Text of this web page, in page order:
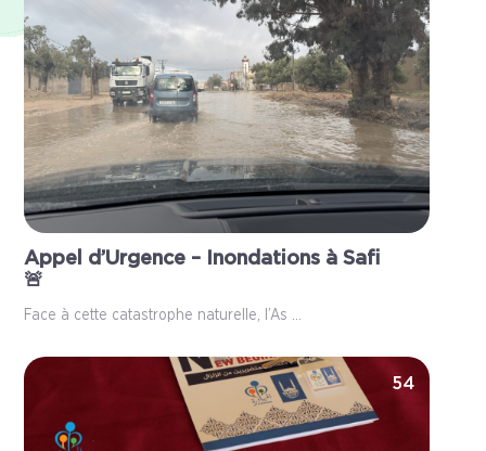
Appel d’Urgence – Inondations à Safi
🚨
Face à cette catastrophe naturelle, l’As ...
54